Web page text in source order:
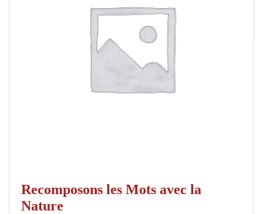
Recomposons les Mots avec la
Nature